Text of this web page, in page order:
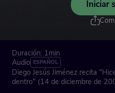
Iniciar
Duración: 1min
Audio ESPAÑOL
Diego Jesús Jiménez recita
dentro" (14 de diciembre de